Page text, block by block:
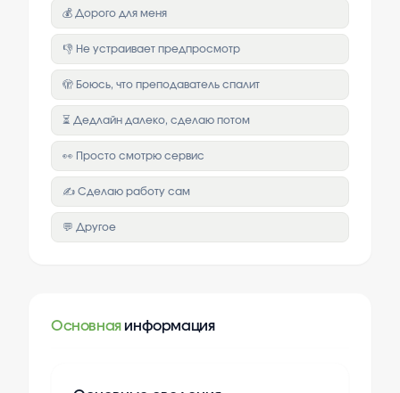
💰 Дорого для меня
👎 Не устраивает предпросмотр
🫣 Боюсь, что преподаватель спалит
⏳ Дедлайн далеко, сделаю потом
👀 Просто смотрю сервис
✍️ Сделаю работу сам
💬 Другое
Основная информация